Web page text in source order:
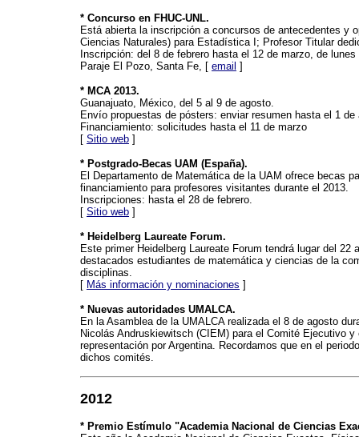
* Concurso en FHUC-UNL.
Está abierta la inscripción a concursos de antecedentes y
Ciencias Naturales) para Estadística I; Profesor Titular
Inscripción: del 8 de febrero hasta el 12 de marzo, de
Paraje El Pozo, Santa Fe, [ email ]
* MCA 2013.
Guanajuato, México, del 5 al 9 de agosto.
Envío propuestas de pósters: enviar resumen hasta el 1
Financiamiento: solicitudes hasta el 11 de marzo
[ Sitio web ]
* Postgrado-Becas UAM (España).
El Departamento de Matemática de la UAM ofrece becas
financiamiento para profesores visitantes durante el 2013.
Inscripciones: hasta el 28 de febrero.
[ Sitio web ]
* Heidelberg Laureate Forum.
Este primer Heidelberg Laureate Forum tendrá lugar del
destacados estudiantes de matemática y ciencias de la
disciplinas.
[ Más información y nominaciones ]
* Nuevas autoridades UMALCA.
En la Asamblea de la UMALCA realizada el 8 de agosto
Nicolás Andruskiewitsch (CIEM) para el Comité
representación por Argentina. Recordamos que en el
dichos comités.
2012
* Premio Estímulo "Academia Nacional de Ciencias